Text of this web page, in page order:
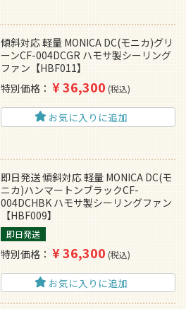
傾斜対応 軽量 MONICA DC(モニカ)グリ
ーンCF-004DCGR ハモサ製シーリング
ファン【HBF011】
特別価格
¥36,300 税込
お気に入りに追加
即日発送 傾斜対応 軽量 MONICA DC(モ
ニカ)ハンマートンブラックCF-
004DCHBK ハモサ製シーリングファン
【HBF009】
即日発送
特別価格 ¥36,300 税込
お気に入りに追加